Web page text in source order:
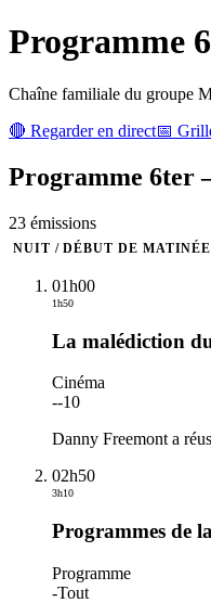
Programme
Chaîne familiale du groupe
🔴 Regarder en direct📅
Programme 6ter
23 émissions
NUIT / DÉBUT DE MATINÉE
01h00
1h50
La malédiction
Cinéma
--10
Danny Freemont a
02h50
3h10
Programmes de
Programme
-Tout